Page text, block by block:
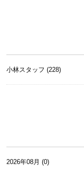
小林スタッフ (228)
2026年08月 (0)